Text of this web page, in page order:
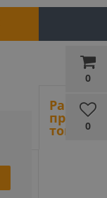
0
0
Ранее
товары